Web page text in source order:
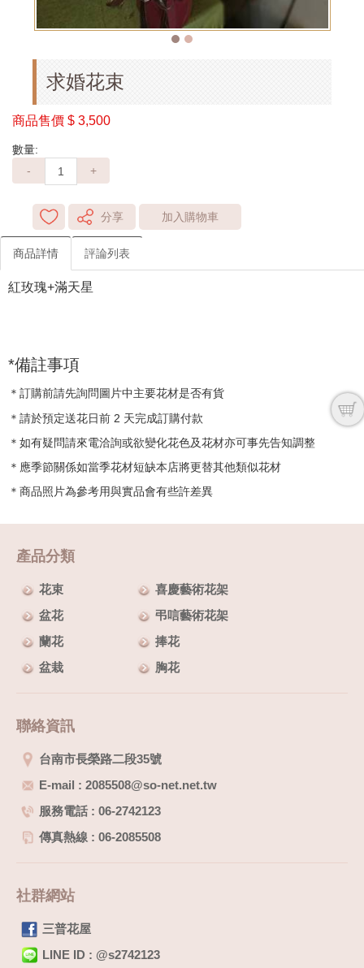
求婚花束
商品售價 $ 3,500
數量:
-
+
分享 加入購物車
商品詳情 評論列表
紅玫瑰+滿天星
*備註事項
＊訂購前請先詢問圖片中主要花材是否有貨
＊請於預定送花日前 2 天完成訂購付款
＊如有疑問請來電洽詢或欲變化花色及花材亦可事先告知調整
＊應季節關係如當季花材短缺本店將更替其他類似花材
＊商品照片為參考用與實品會有些許差異
產品分類
花束
盆花
蘭花
盆栽
喜慶藝術花架
弔唁藝術花架
捧花
胸花
聯絡資訊
台南市長榮路二段35號
E-mail : 2085508@so-net.net.tw
服務電話 : 06-2742123
傳真熱線 : 06-2085508
社群網站
三普花屋
LINE ID : @s2742123